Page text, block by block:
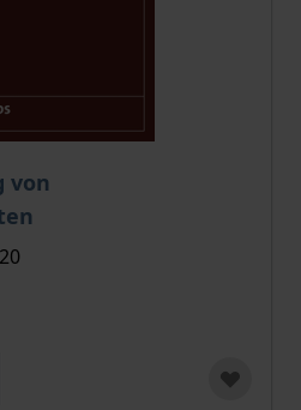
von
the options chosen on the